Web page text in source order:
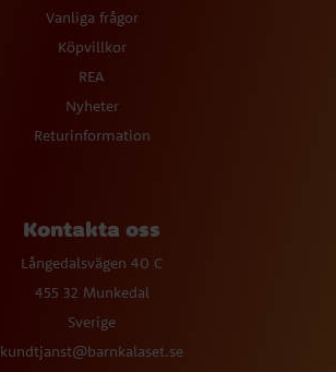
Vanliga frågor
Köpvillkor
REA
Nyheter
Returinformation
Kontakta oss
Långedalsvägen 40 C
455 32 Munkedal
Sverige
kundtjanst@barnkalaset.se